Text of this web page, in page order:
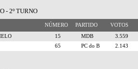
- 2º TURNO
NÚMERO PARTIDO VOTOS
15 MDB 3.559
65 PC do B 2.143